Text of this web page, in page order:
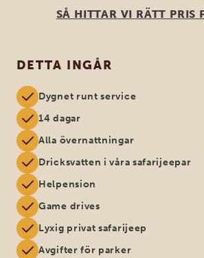
SÅ HITTAR VI RÄTT PRIS
DETTA INGÅR
Dygnet runt service
14 dagar
Alla övernattningar
Dricksvatten i våra safarijeepar
Helpension
Game drives
Lyxig privat safarijeep
Avgifter för parker